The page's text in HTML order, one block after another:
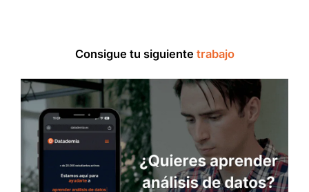
Consigue tu siguiente trabajo